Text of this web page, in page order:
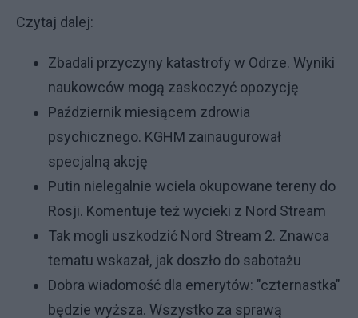
Czytaj dalej:
Zbadali przyczyny katastrofy w Odrze. Wyniki
naukowców mogą zaskoczyć opozycję
Październik miesiącem zdrowia
psychicznego. KGHM zainaugurował
specjalną akcję
Putin nielegalnie wciela okupowane tereny do
Rosji. Komentuje też wycieki z Nord Stream
Tak mogli uszkodzić Nord Stream 2. Znawca
tematu wskazał, jak doszło do sabotażu
Dobra wiadomość dla emerytów: "czternastka"
będzie wyższa. Wszystko za sprawą